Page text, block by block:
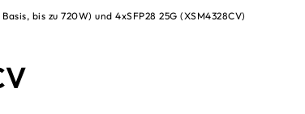
bis zu 720W) und 4xSFP28 25G (XSM4328CV)